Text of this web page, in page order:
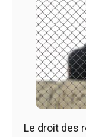
Le droit des